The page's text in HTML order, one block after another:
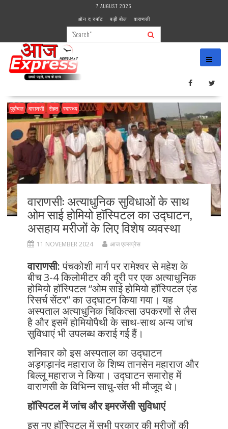
7 AUGUST 2026
ऑन द स्पॉट
बड़ी बोल वाराणसी
पूर्वांचल वाराणसी सेहत स्वास्थ्य
वाराणसी: अत्याधुनिक सुविधाओं के साथ
ओम साई होमियो हॉस्पिटल का उद्घाटन,
असहाय मरीजों के लिए विशेष व्यवस्था
11 NOVEMBER 2024 आज एक्सप्रेस
वाराणसी:पंचकोशी मार्ग पर रामेश्वर से महेश के
बीच 3-4 किलोमीटर की दूरी पर एक अत्याधुनिक
होमियो हॉस्पिटल “ओम साई होमियो हॉस्पिटल एंड
रिसर्च सेंटर” का उद्घाटन किया गया। यह
अस्पताल अत्याधुनिक चिकित्सा उपकरणों से लैस
है और इसमें होमियोपैथी के साथ-साथ अन्य जांच
सुविधाएं भी उपलब्ध कराई गई हैं।
शनिवार को इस अस्पताल का उद्घाटन
अड़गड़ानंद महाराज के शिष्य तानसेन महाराज और
बिल्लू महाराज ने किया। उद्घाटन समारोह में
वाराणसी के विभिन्न साधु-संत भी मौजूद थे।
हॉस्पिटल में जांच और इमरजेंसी सुविधाएं
इस नए हॉस्पिटल में सभी प्रकार की मरीजों की